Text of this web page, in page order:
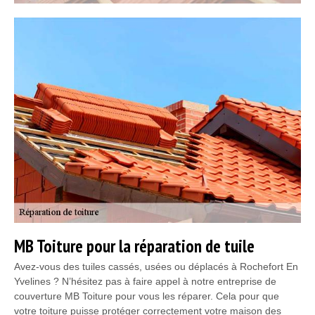
MB Toiture pour la réparation de tuile
Avez-vous des tuiles cassés, usées ou déplacés à Rochefort En
Yvelines ? N’hésitez pas à faire appel à notre entreprise de
couverture MB Toiture pour vous les réparer. Cela pour que
votre toiture puisse protéger correctement votre maison des